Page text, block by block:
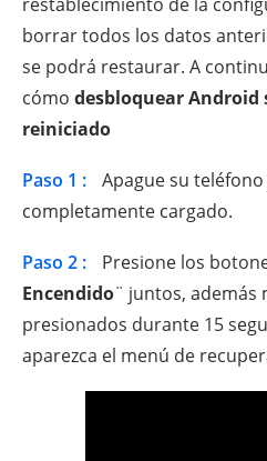
borrar todos los datos
se podrá restaurar. A
cómo desbloquear Android
reiniciado
Paso 1 :
Apague su
completamente cargado.
Paso 2 : Presione los
Encendido¨ juntos, además
presionados durante 15
aparezca el menú de